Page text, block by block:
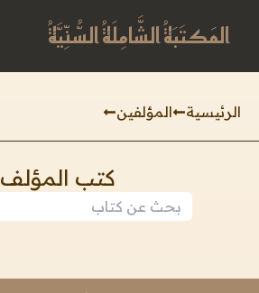
المَكتَبَةُ الشَّامِلَةُ السُّنِّيَّةُ
الرئيسية المؤلفين
كتب المؤلف